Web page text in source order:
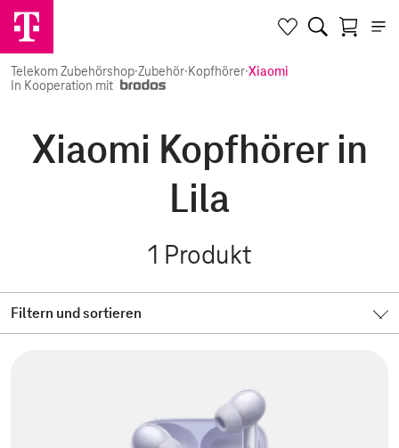
Telekom Zubehörshop·Zubehör·Kopfhörer·Xiaomi
In Kooperation mit
Xiaomi Kopfhörer in
Lila
1 Produkt
Filtern und sortieren